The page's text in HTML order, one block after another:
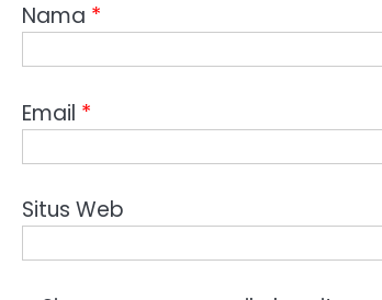
Nama *
Email *
Situs Web